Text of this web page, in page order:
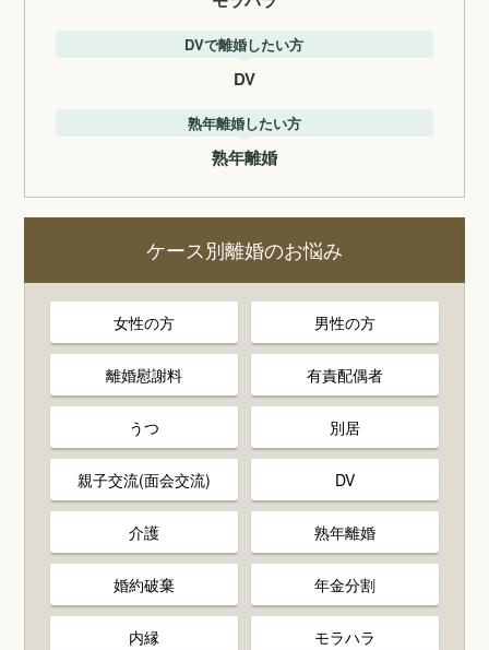
DVで離婚したい方
DV
熟年離婚したい方
熟年離婚
ケース別離婚のお悩み
女性の方 男性の方
離婚慰謝料 有責配偶者
うつ 別居
親子交流(面会交流) DV
介護 熟年離婚
婚約破棄 年金分割
内縁 モラハラ